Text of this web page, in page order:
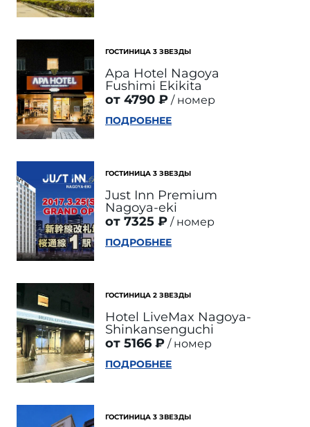
ГОСТИНИЦА 3 ЗВЕЗДЫ
Apa Hotel Nagoya
Fushimi Ekikita
от 4790 ₽
номер
ПОДРОБНЕЕ
ГОСТИНИЦА 3 ЗВЕЗДЫ
Just Inn Premium
Nagoya-eki
от 7325 ₽
номер
ПОДРОБНЕЕ
ГОСТИНИЦА 2 ЗВЕЗДЫ
Hotel LiveMax Nagoya-
Shinkansenguchi
от 5166 ₽
номер
ПОДРОБНЕЕ
ГОСТИНИЦА 3 ЗВЕЗДЫ